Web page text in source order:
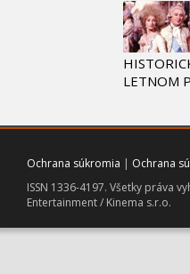
LETNOM
Ochrana súkromia | Ochrana
ISSN 1336-4197. Všetky práva
Entertainment / Kinema s.r.o.